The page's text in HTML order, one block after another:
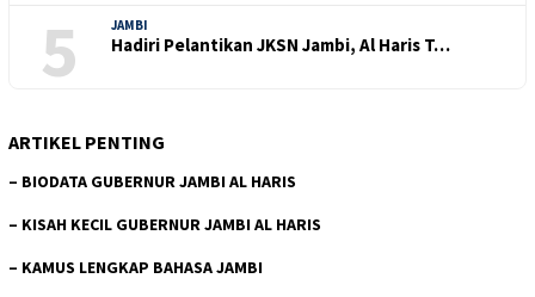
5 JAMBI
Hadiri Pelantikan JKSN Jambi, Al Haris T…
ARTIKEL PENTING
– BIODATA GUBERNUR JAMBI AL HARIS
– KISAH KECIL GUBERNUR JAMBI AL HARIS
– KAMUS LENGKAP BAHASA JAMBI